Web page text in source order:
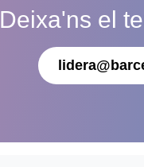
Deixa'ns el